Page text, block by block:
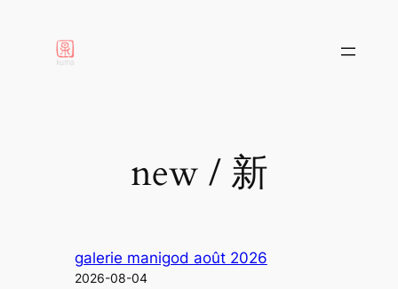
contenu
new / 新
galerie manigod août 2026
2026-08-04